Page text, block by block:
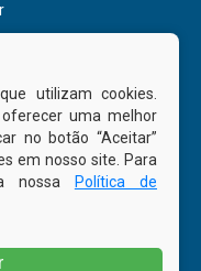
utilizam cookies.
uma melhor
no botão “Aceitar”
em nosso site. Para
nossa
Política de